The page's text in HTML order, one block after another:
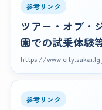
参考リンク
ツアー・オブ・
園での試乗体験等
https://
参考リンク